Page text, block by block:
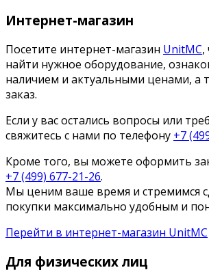
Интернет-магазин
Посетите интернет-магазин UnitMC,
найти нужное оборудование,
наличием и актуальными ценами, а
заказ.
Если у вас остались вопросы или
свяжитесь с нами по телефону +7
Кроме того, вы можете оформить
+7 (499) 677-21-26.
Мы ценим ваше время и стремимся
покупки максимально удобным и
Перейти в интернет-магазин UnitMC
Для физических лиц